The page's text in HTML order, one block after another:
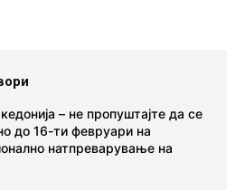
– не пропуштајте да се
до 16-ти февруари на
натпреварување на